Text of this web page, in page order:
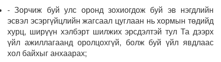
- Зорчиж буй улс оронд зохиогдож буй эв нэгдлийн
эсвэл эсэргүйцлийн жагсаал цуглаан нь хормын төдийд
хурц, ширүүн хэлбэрт шилжих эрсдэлтэй тул Та дээрх
үйл ажиллагаанд оролцохгүй, болж буй үйл явдлаас
хол байхыг анхаарах;